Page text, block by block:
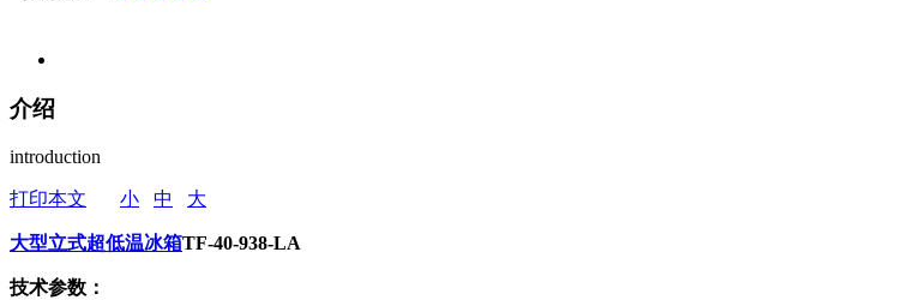
介绍
introduction
打印本文 小 中 大
大型立式超低温冰箱TF-40-938-LA
技术参数：